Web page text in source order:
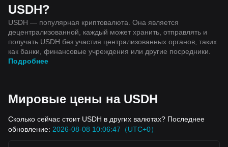
USDH?
USDH — популярная криптовалюта. Она является
децентрализованной, каждый может хранить, отправлять и
получать USDH без участия централизованных органов, таких
как банки, финансовые учреждения или другие посредники.
Подробнее
Мировые цены на USDH
Сколько сейчас стоит USDH в других валютах? Последнее
обновление: 2026-08-08 10:06:47（UTC+0）